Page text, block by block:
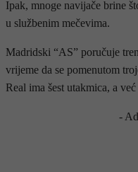
Ipak, mnoge navijače brine
u službenim mečevima.
Madridski “AS” poručuje
vrijeme da se pomenutom
Real ima šest utakmica, a
-